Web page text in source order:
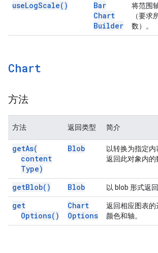
useLogScale( )
Bar
Chart
Builder
将范围
（要求
数）。
Chart
方法
方法 返回类型 简介
getAs(
content
Type)
Blob
以转换为指定
返回此对象内的
getBlob( ) Blob 以 blob 形式返
get
Options( )
Chart
Options
返回相应图表的
颜色和轴。